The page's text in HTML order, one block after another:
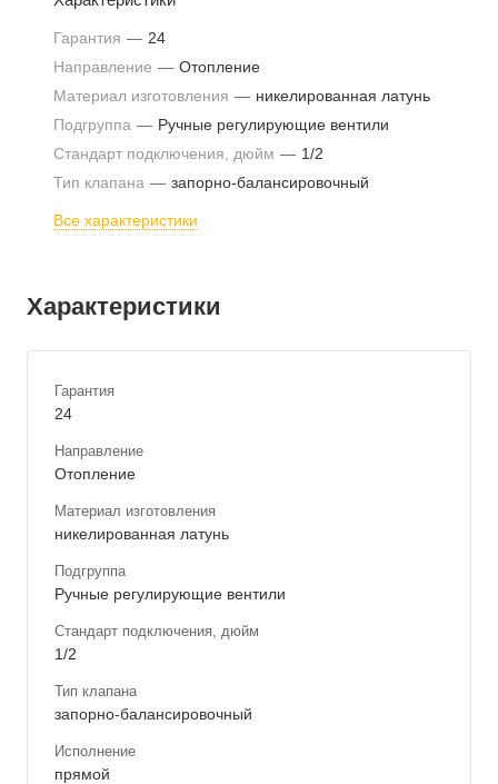
Гарантия — 24
Направление — Отопление
Материал изготовления — никелированная латунь
Подгруппа — Ручные регулирующие вентили
Стандарт подключения, дюйм — 1/2
Тип клапана — запорно-балансировочный
Все характеристики
Характеристики
Гарантия
24
Направление
Отопление
Материал изготовления
никелированная латунь
Подгруппа
Ручные регулирующие вентили
Стандарт подключения, дюйм
1/2
Тип клапана
запорно-балансировочный
Исполнение
прямой